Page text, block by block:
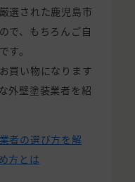
選された鹿児島市
で、もちろんご自
す。
買い物になります
外壁塗装業者を紹
者の選び方を解
方とは